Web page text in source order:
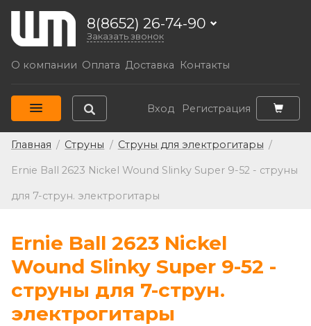
8(8652) 26-74-90
Заказать звонок
О компании Оплата Доставка Контакты
Вход Регистрация
Главная / Струны / Струны для электрогитары /
Ernie Ball 2623 Nickel Wound Slinky Super 9-52 - струны
для 7-струн. электрогитары
Ernie Ball 2623 Nickel
Wound Slinky Super 9-52 -
струны для 7-струн.
электрогитары